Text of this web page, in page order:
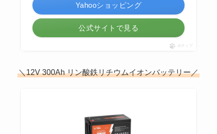
Yahooショッピング
公式サイトで見る
ポチップ
＼12V 300Ah リン酸鉄リチウムイオンバッテリー／